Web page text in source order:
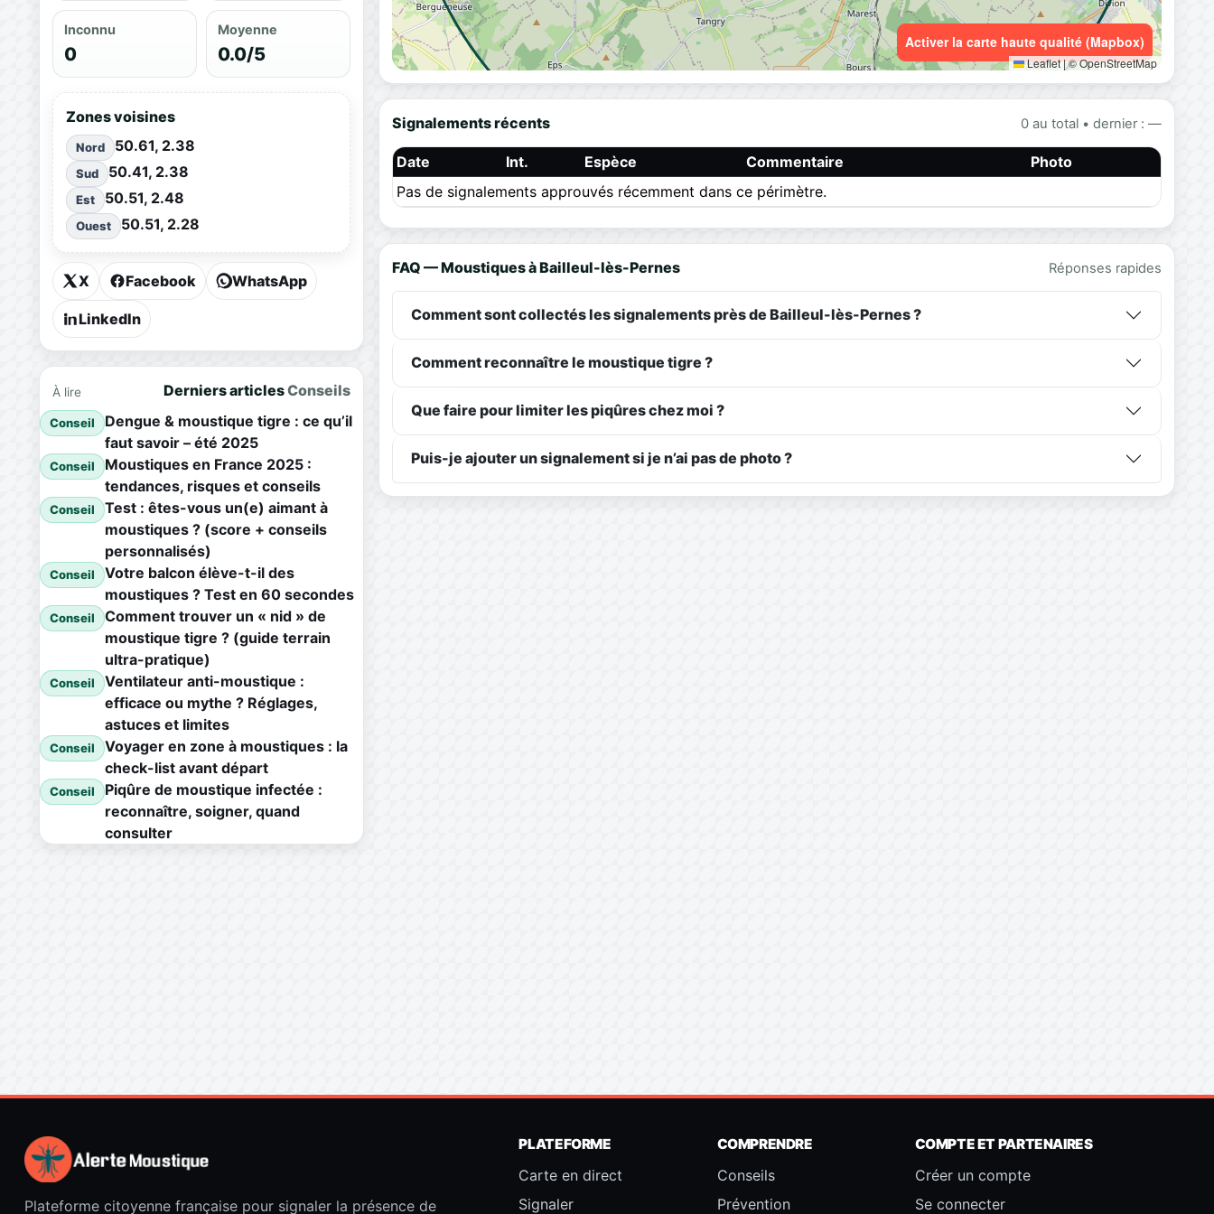
Inconnu
0
Moyenne
0.0/5
Zones voisines
Nord 50.61, 2.38
Sud 50.41, 2.38
Est 50.51, 2.48
Ouest 50.51, 2.28
X Facebook WhatsApp
LinkedIn
À lire Derniers articlesConseils
Conseil
Dengue & moustique tigre : ce qu’il
faut savoir – été 2025
Conseil
Moustiques en France 2025 :
tendances, risques et conseils
Conseil
Test : êtes-vous un(e) aimant à
moustiques ? (score + conseils
personnalisés)
Conseil
Votre balcon élève-t-il des
moustiques ? Test en 60 secondes
Conseil
Comment trouver un « nid » de
moustique tigre ? (guide terrain
ultra-pratique)
Conseil
Ventilateur anti-moustique :
efficace ou mythe ? Réglages,
astuces et limites
Conseil
Voyager en zone à moustiques : la
check-list avant départ
Conseil
Piqûre de moustique infectée :
reconnaître, soigner, quand
consulter
Leaflet|© OpenStreetMap
Activer la carte haute qualité (Mapbox)
Signalements récents 0 au total • dernier : —
Date Int. Espèce Commentaire
Photo
Pas de signalements approuvés récemment dans ce périmètre.
FAQ — Moustiques à Bailleul-lès-Pernes Réponses rapides
Comment sont collectés les signalements près de Bailleul-lès-Pernes ?
Comment reconnaître le moustique tigre ?
Que faire pour limiter les piqûres chez moi ?
Puis-je ajouter un signalement si je n’ai pas de photo ?
Plateforme citoyenne française pour signaler la présence de
PLATEFORME
Carte en direct
Signaler
COMPRENDRE
Conseils
Prévention
COMPTE ET PARTENAIRES
Créer un compte
Se connecter